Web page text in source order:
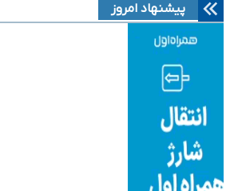
پیشنهاد امروز